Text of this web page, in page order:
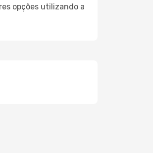
opções utilizando a